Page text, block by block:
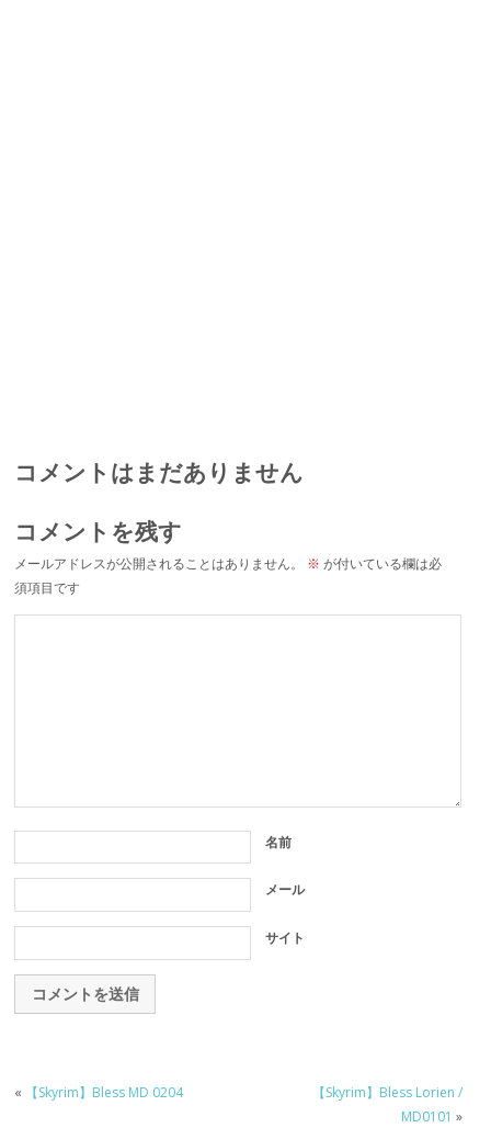
コメントはまだありません
コメントを残す
メールアドレスが公開されることはありません。 ※ が付いている欄は必
須項目です
名前
メール
サイト
« 【Skyrim】Bless MD 0204
【Skyrim】Bless Lorien /
MD0101 »